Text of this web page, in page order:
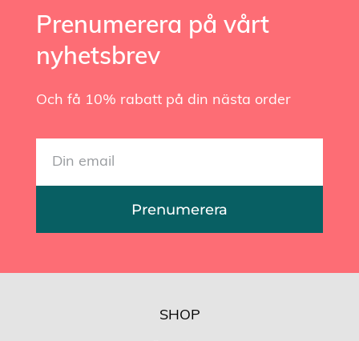
Prenumerera på vårt
nyhetsbrev
Och få 10% rabatt på din nästa order
Prenumerera
SHOP